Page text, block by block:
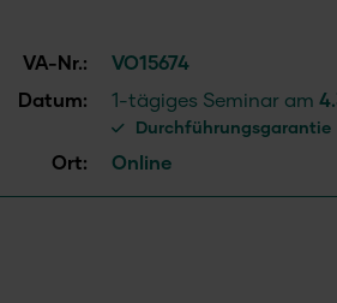
VA-Nr.:
VO15674
Datum:
1-tägiges Seminar am
Durchführungsgarantie
Ort: Online